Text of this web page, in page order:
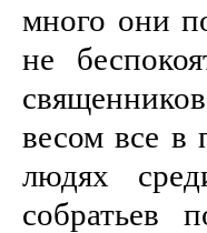
много они
не
весом все в
людях
собратьев